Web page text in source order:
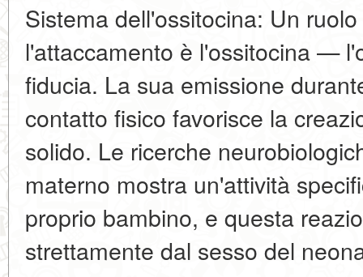
Sistema dell'ossitocina: Un
l'attaccamento è l'ossitocina —
fiducia. La sua emissione
contatto fisico favorisce la
solido. Le ricerche
materno mostra un'attività
proprio bambino, e questa
strettamente dal sesso del